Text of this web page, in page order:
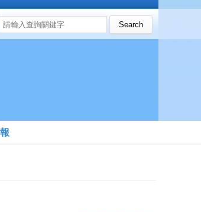
搜尋表單
Search this site